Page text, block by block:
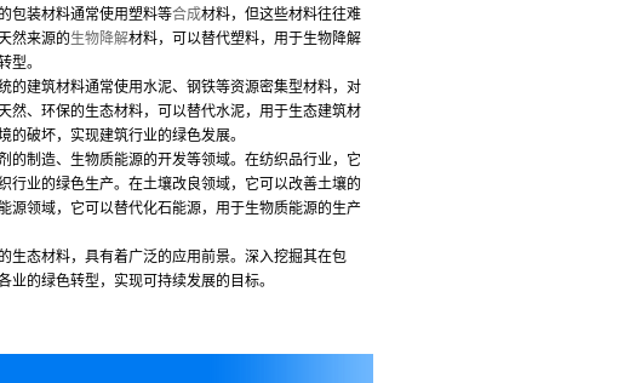
包装材料通常使用塑料等合成材料，但这些材料往往难
然来源的生物降解材料，可以替代塑料，用于生物降解
型。
建筑材料通常使用水泥、钢铁等资源密集型材料，对
然、环保的生态材料，可以替代水泥，用于生态建筑材
破坏，实现建筑行业的绿色发展。
制造、生物质能源的开发等领域。在纺织品行业，它
行业的绿色生产。在土壤改良领域，它可以改善土壤的
源领域，它可以替代化石能源，用于生物质能源的生产
态材料，具有着广泛的应用前景。深入挖掘其在包
的绿色转型，实现可持续发展的目标。